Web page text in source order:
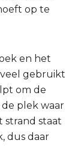
op te
en het
gebruikt
om de
plek waar
strand staat
dus daar